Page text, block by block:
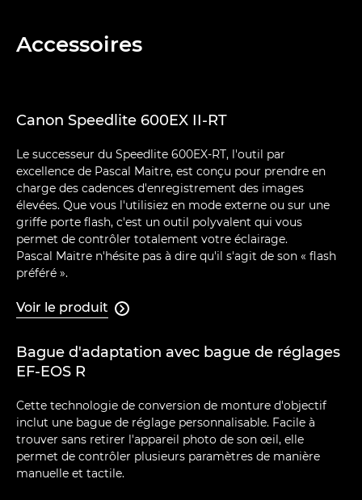
Accessoires
Canon Speedlite 600EX II-RT
Le successeur du Speedlite 600EX-RT, l'outil par
excellence de Pascal Maitre, est conçu pour prendre en
charge des cadences d'enregistrement des images
élevées. Que vous l'utilisiez en mode externe ou sur une
griffe porte flash, c'est un outil polyvalent qui vous
permet de contrôler totalement votre éclairage.
Pascal Maitre n'hésite pas à dire qu'il s'agit de son « flash
préféré ».
Voir le produit 
Bague d'adaptation avec bague de réglages
EF-EOS R
Cette technologie de conversion de monture d'objectif
inclut une bague de réglage personnalisable. Facile à
trouver sans retirer l'appareil photo de son œil, elle
permet de contrôler plusieurs paramètres de manière
manuelle et tactile.